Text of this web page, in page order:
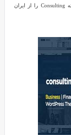
و… را برای شما فراهم می کند. هم اکنون نسخه ۳٫۴ پوسته Consulting را از ایران